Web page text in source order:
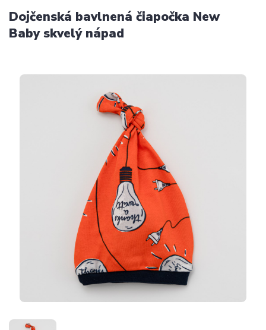
Dojčenská bavlnená čiapočka New
Baby skvelý nápad